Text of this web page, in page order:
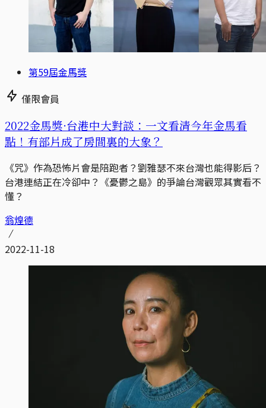
第59屆金馬獎
僅限會員
2022金馬獎·台港中大對談：一文看清今年金馬看
點！有部片成了房間裏的大象？
《咒》作為恐怖片會是陪跑者？劉雅瑟不來台灣也能得影后？
台港連結正在冷卻中？《憂鬱之島》的爭論台灣觀眾其實看不
懂？
翁煌德
2022-11-18